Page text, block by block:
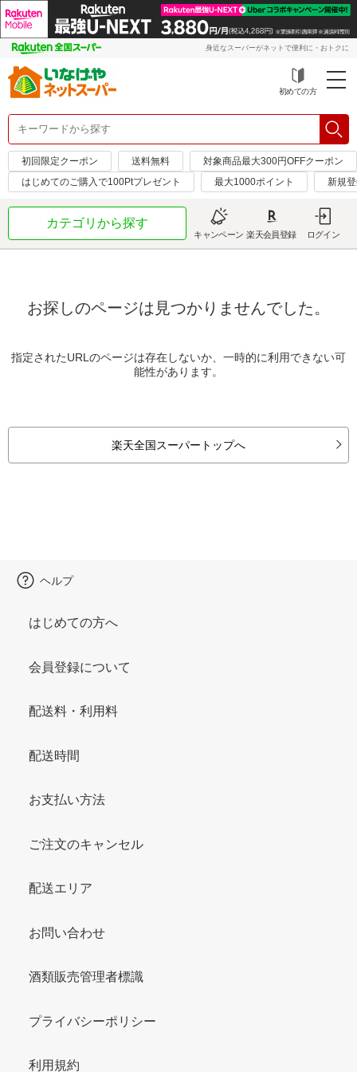
身近なスーパーがネットで便利に・おトクに
初めての方
初回限定クーポン 送料無料
対象商品最大300円OFFクーポン
はじめてのご購入で100Ptプレゼント
最大1000ポイント 新規
カテゴリから探す
キャンペーン 楽天会員登録 ログイン
お探しのページは見つかりませんでした。
指定されたURLのページは存在しないか、一時的に利用できない可
能性があります。
楽天全国スーパートップへ
ヘルプ
はじめての方へ
会員登録について
配送料・利用料
配送時間
お支払い方法
ご注文のキャンセル
配送エリア
お問い合わせ
酒類販売管理者標識
プライバシーポリシー
利用規約